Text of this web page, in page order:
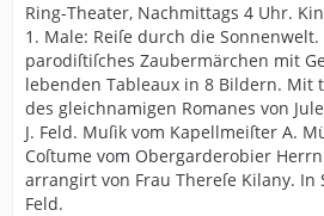
Ring-Theater, Nachmittags 4 Uhr.
1. Male: Reiſe durch die Sonnenwelt.
parodiſtiſches Zaubermärchen mit
lebenden Tableaux in 8 Bildern. Mit
des gleichnamigen Romanes von
J. Feld. Muſik vom Kapellmeiſter A.
Coſtume vom Obergarderobier
arrangirt von Frau Thereſe Kilany. In
Feld.